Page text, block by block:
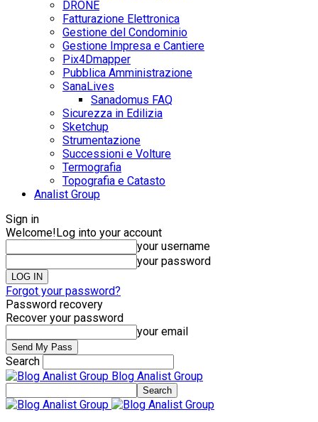
DRONE
Fatturazione Elettronica
Gestione del Condominio
Gestione Impresa e Cantiere
Pix4Dmapper
Pubblica Amministrazione
SanaLives
Sanadomus FAQ
Sicurezza in Edilizia
Sketchup
Strumentazione
Successioni e Volture
Termografia
Topografia e Catasto
Analist Group
Sign in
Welcome!Log into your account
your username
your password
Forgot your password?
Password recovery
Recover your password
your email
Search
Blog Analist Group